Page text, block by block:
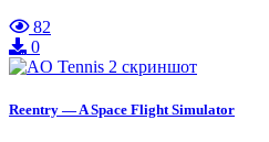
82
0
Reentry — A Space Flight Simulator